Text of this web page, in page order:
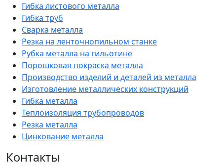
Гибка листового металла
Гибка труб
Сварка металла
Резка на ленточнопильном станке
Рубка металла на гильотине
Порошковая покраска металла
Производство изделий и деталей из металла
Изготовление металлических конструкций
Гибка металла
Теплоизоляция трубопроводов
Резка металла
Цинкование металла
Контакты